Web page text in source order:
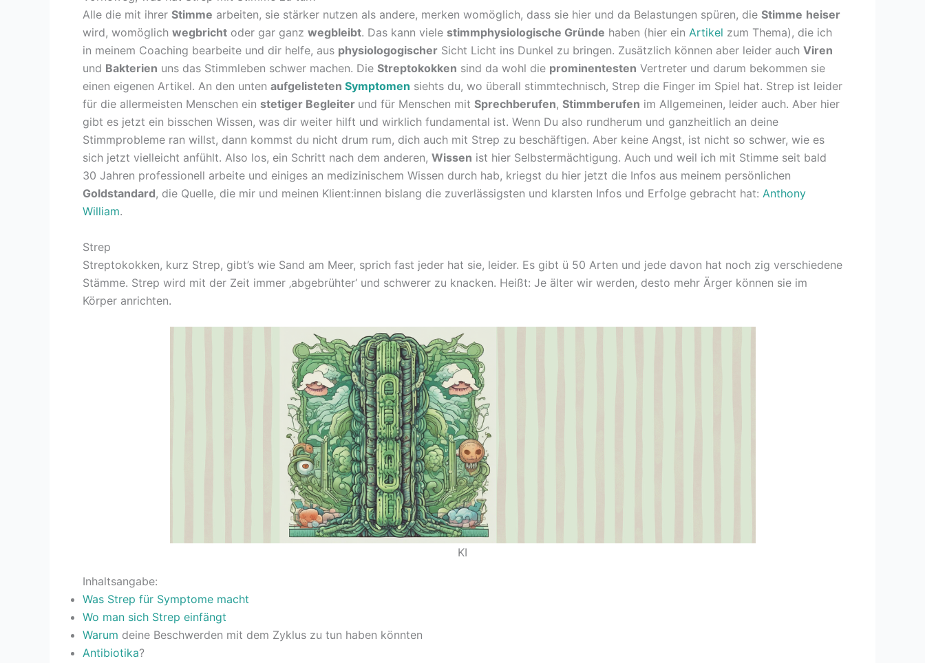
Alle die mit ihrer Stimme arbeiten, sie stärker nutzen als andere, merken womöglich, dass sie hier und da Belastungen spüren, die Stimme heiser
wird, womöglich wegbricht oder gar ganz wegbleibt. Das kann viele stimmphysiologische Gründe haben (hier ein Artikel zum Thema), die ich
in meinem Coaching bearbeite und dir helfe, aus physiologogischer Sicht Licht ins Dunkel zu bringen. Zusätzlich können aber leider auch Viren
und Bakterien uns das Stimmleben schwer machen. Die Streptokokken sind da wohl die prominentesten Vertreter und darum bekommen sie
einen eigenen Artikel. An den unten aufgelisteten Symptomen siehts du, wo überall stimmtechnisch, Strep die Finger im Spiel hat. Strep ist leider
für die allermeisten Menschen ein stetiger Begleiter und für Menschen mit Sprechberufen, Stimmberufen im Allgemeinen, leider auch. Aber hier
gibt es jetzt ein bisschen Wissen, was dir weiter hilft und wirklich fundamental ist. Wenn Du also rundherum und ganzheitlich an deine
Stimmprobleme ran willst, dann kommst du nicht drum rum, dich auch mit Strep zu beschäftigen. Aber keine Angst, ist nicht so schwer, wie es
sich jetzt vielleicht anfühlt. Also los, ein Schritt nach dem anderen, Wissen ist hier Selbstermächtigung. Auch und weil ich mit Stimme seit bald
30 Jahren professionell arbeite und einiges an medizinischem Wissen durch hab, kriegst du hier jetzt die Infos aus meinem persönlichen
Goldstandard, die Quelle, die mir und meinen Klient:innen bislang die zuverlässigsten und klarsten Infos und Erfolge gebracht hat: Anthony
William.
Strep
Streptokokken, kurz Strep, gibt’s wie Sand am Meer, sprich fast jeder hat sie, leider. Es gibt ü 50 Arten und jede davon hat noch zig verschiedene
Stämme. Strep wird mit der Zeit immer ‚abgebrühter‘ und schwerer zu knacken. Heißt: Je älter wir werden, desto mehr Ärger können sie im
Körper anrichten.
KI
Inhaltsangabe:
Was Strep für Symptome macht
Wo man sich Strep einfängt
Warum deine Beschwerden mit dem Zyklus zu tun haben könnten
Antibiotika?